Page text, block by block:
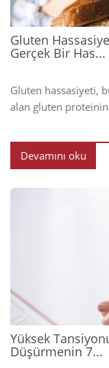
Gluten
Gerçek Bir Has...
Gluten hassasiyeti,
alan gluten
Devamını oku
Yüksek
Düşürmenin 7...